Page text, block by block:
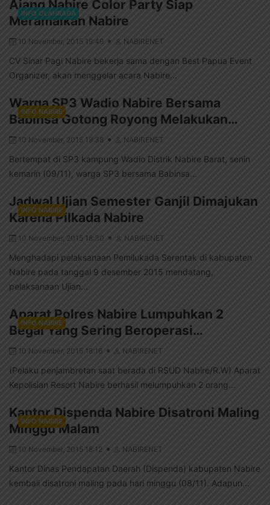
INFO OLAHRAGA
Ajang Nabire Color Party Siap
Meramaikan Nabire
10 November, 2015 19:49 NABIRENET
CV Sinar Pagi Nabire bekerja sama dengan Best Papua Event
Organizer, akan menggelar acara Nabire...
INFO NABIRE
Warga SP3 Wadio Nabire Bersama
Babinsa Gotong Royong Melakukan…
10 November, 2015 19:38 NABIRENET
Bertempat di SP3 kampung Wadio Distrik Nabire Barat, senin
kemarin (09/11), warga SP3 bersama Babinsa...
INFO NABIRE
Jadwal Ujian Semester Ganjil Dimajukan
Karena Pilkada Nabire
10 November, 2015 18:30 NABIRENET
Menghadapi pelaksanaan Pemilukada Serentak di kabupaten
Nabire pada tanggal 9 desember 2015 mendatang,
pelaksanaan Ujian...
INFO NABIRE
Aparat Polres Nabire Lumpuhkan 2
Begal Yang Sering Beroperasi…
10 November, 2015 18:16 NABIRENET
(Pelaku penjambretan saat berada di RSUD Nabire/R.W) Aparat
Kepolisian Resort Nabire berhasil melumpuhkan 2 orang...
INFO NABIRE
Kantor Dispenda Nabire Disatroni Maling
Minggu Malam
10 November, 2015 18:12 NABIRENET
Kantor Dinas Pendapatan Daerah (Dispenda) kabupaten Nabire
kembali disatroni maling pada hari minggu (08/11). Adapun...